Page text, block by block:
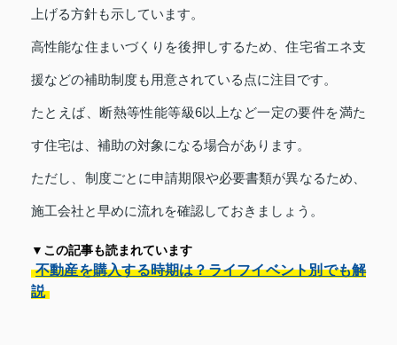
上げる方針も示しています。
高性能な住まいづくりを後押しするため、住宅省エネ支
援などの補助制度も用意されている点に注目です。
たとえば、断熱等性能等級6以上など一定の要件を満た
す住宅は、補助の対象になる場合があります。
ただし、制度ごとに申請期限や必要書類が異なるため、
施工会社と早めに流れを確認しておきましょう。
▼この記事も読まれています
不動産を購入する時期は？ライフイベント別でも解
説